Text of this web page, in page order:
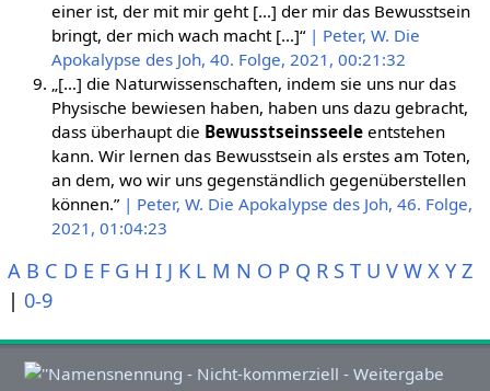
einer ist, der mit mir geht […] der mir das Bewusstsein
bringt, der mich wach macht […]“ | Peter, W. Die
Apokalypse des Joh, 40. Folge, 2021, 00:21:32
„[…] die Naturwissenschaften, indem sie uns nur das
Physische bewiesen haben, haben uns dazu gebracht,
dass überhaupt die Bewusstseinsseeleentstehen
kann. Wir lernen das Bewusstsein als erstes am Toten,
an dem, wo wir uns gegenständlich gegenüberstellen
können.” | Peter, W. Die Apokalypse des Joh, 46. Folge,
2021, 01:04:23
A B C D E F G H I J K L M N O P Q R S T U V W X Y Z
| 0-9